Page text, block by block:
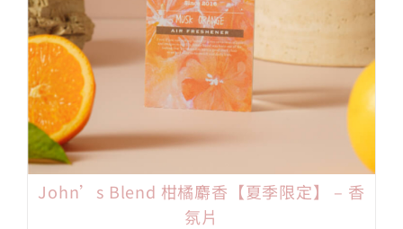
John’s Blend 柑橘麝香【夏季限定】 – 香
氛片